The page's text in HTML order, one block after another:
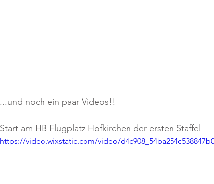
...und noch ein paar Videos!!
Start am HB Flugplatz Hofkirchen der ersten Staffel
https://video.wixstatic.com/video/